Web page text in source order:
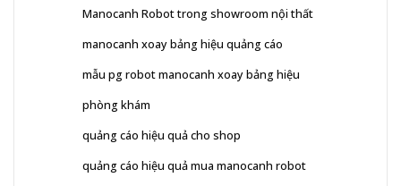
Manocanh Robot trong showroom nội thất
manocanh xoay bảng hiệu quảng cáo
mẫu pg robot manocanh xoay bảng hiệu
phòng khám
quảng cáo hiệu quả cho shop
quảng cáo hiệu quả mua manocanh robot